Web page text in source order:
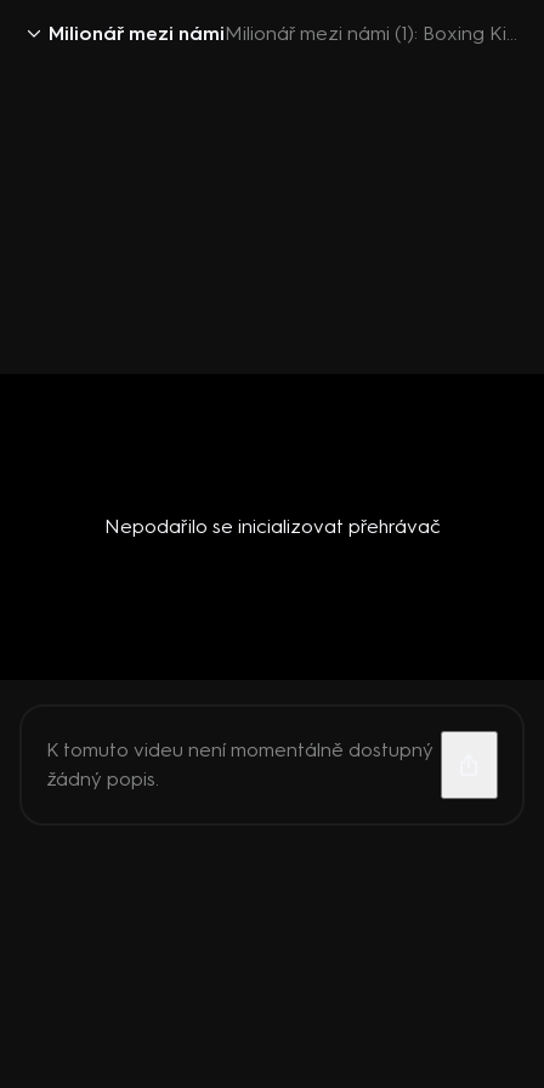
Milionář mezi námi Milionář mezi námi (1): Boxing King Klub
Nepodařilo se inicializovat přehrávač
K tomuto videu není momentálně dostupný
žádný popis.